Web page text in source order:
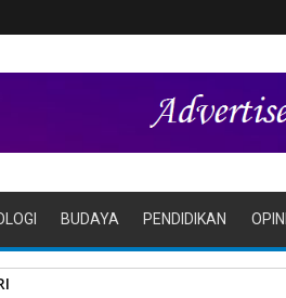
BUDAYA PENDIDIKAN OPINI